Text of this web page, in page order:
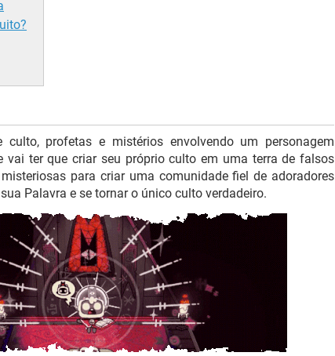
profetas e mistérios envolvendo um personagem
vai ter que criar seu próprio culto em uma terra de falsos
para criar uma comunidade fiel de adoradores
Palavra e se tornar o único culto verdadeiro.